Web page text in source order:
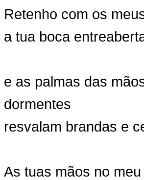
Retenho com os
a tua boca
e as palmas das
dormentes
resvalam brandas e
As tuas mãos no meu